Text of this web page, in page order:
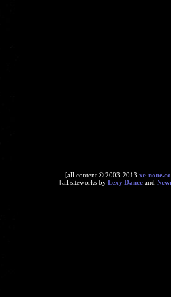
[all content © 2003-2013 xe-
[all siteworks by Lexy Danceand